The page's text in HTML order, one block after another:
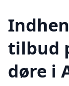
tilbud
døre i